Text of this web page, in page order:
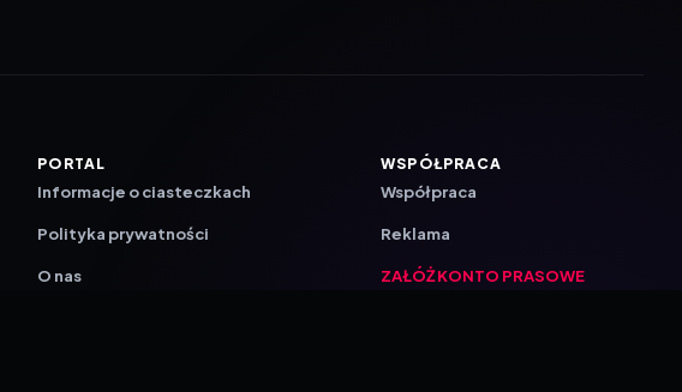
PORTAL
Informacje o ciasteczkach
Polityka prywatności
O nas
WSPÓŁPRACA
Współpraca
Reklama
ZAŁÓŻ KONTO PRASOWE